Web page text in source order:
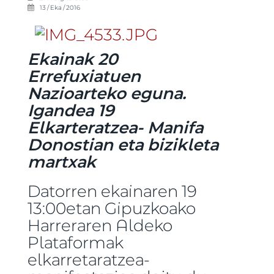
13 / Eka / 2016
Ekainak 20
Errefuxiatuen
Nazioarteko eguna.
Igandea 19
Elkarteratzea- Manifa
Donostian eta bizikleta
martxak
Datorren ekainaren 19
13:00etan Gipuzkoako
Harreraren Aldeko
Plataformak
elkarretaratzea-